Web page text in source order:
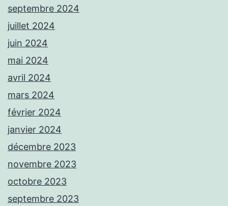
septembre 2024
juillet 2024
juin 2024
mai 2024
avril 2024
mars 2024
février 2024
janvier 2024
décembre 2023
novembre 2023
octobre 2023
septembre 2023